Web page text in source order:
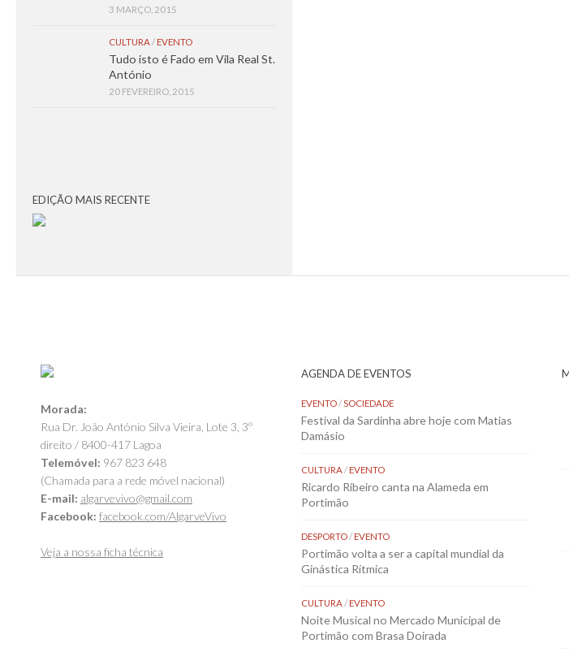
3 MARÇO, 2015
CULTURA/ EVENTO
Tudo isto é Fado em Vila Real St.
António
20 FEVEREIRO, 2015
EDIÇÃO MAIS RECENTE
Morada:
Rua Dr. João António Silva Vieira, Lote 3, 3º
direito / 8400-417 Lagoa
Telemóvel: 967 823 648
(Chamada para a rede móvel nacional)
E-mail: algarvevivo@gmail.com
Facebook: facebook.com/AlgarveVivo
Veja a nossa ficha técnica
AGENDA DE EVENTOS
EVENTO/SOCIEDADE
Festival da Sardinha abre hoje com Matias
Damásio
CULTURA/EVENTO
Ricardo Ribeiro canta na Alameda em
Portimão
DESPORTO/EVENTO
Portimão volta a ser a capital mundial da
Ginástica Rítmica
CULTURA/EVENTO
Noite Musical no Mercado Municipal de
Portimão com Brasa Doirada